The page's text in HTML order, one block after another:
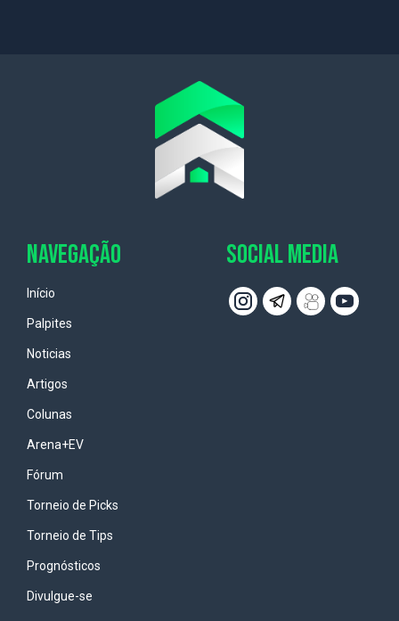
NAVEGAÇÃO
Início
Palpites
Noticias
Artigos
Colunas
Arena+EV
Fórum
Torneio de Picks
Torneio de Tips
Prognósticos
Divulgue-se
SOCIAL MEDIA